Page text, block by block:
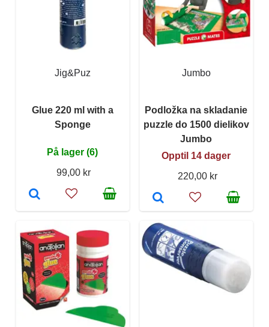
Jig&Puz
Glue 220 ml with a
Sponge
På lager (6)
99,00 kr
Jumbo
Podložka na skladanie
puzzle do 1500 dielikov
Jumbo
Opptil 14 dager
220,00 kr